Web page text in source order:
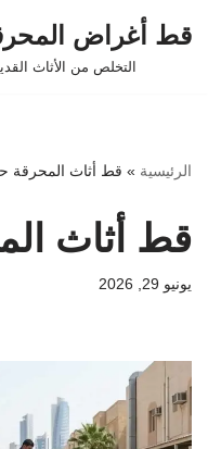
قط أغراض المحرقة
التخلص من الأثاث
الرئيسية » قط أثاث المحرقة
قط أثاث
يونيو 29, 2026